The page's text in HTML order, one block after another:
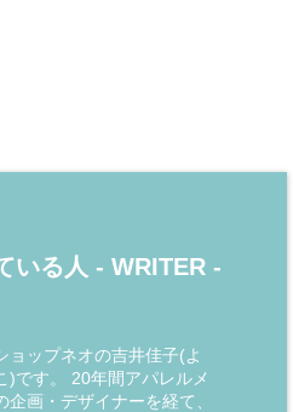
いる人 - WRITER -
ョップネオの吉井佳子(よ
)です。 20年間アパレルメ
企画・デザイナーを経て、